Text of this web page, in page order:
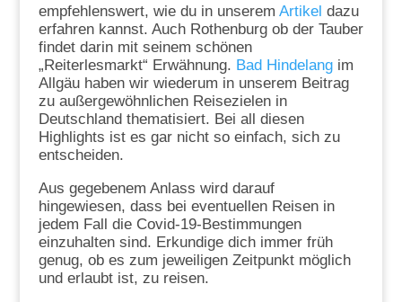
empfehlenswert, wie du in unserem Artikel dazu
erfahren kannst. Auch Rothenburg ob der Tauber
findet darin mit seinem schönen
„Reiterlesmarkt“ Erwähnung. Bad Hindelangim
Allgäu haben wir wiederum in unserem Beitrag
zu außergewöhnlichen Reisezielen in
Deutschland thematisiert. Bei all diesen
Highlights ist es gar nicht so einfach, sich zu
entscheiden.
Aus gegebenem Anlass wird darauf
hingewiesen, dass bei eventuellen Reisen in
jedem Fall die Covid-19-Bestimmungen
einzuhalten sind. Erkundige dich immer früh
genug, ob es zum jeweiligen Zeitpunkt möglich
und erlaubt ist, zu reisen.